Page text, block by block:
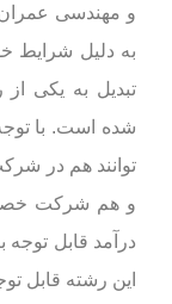
و مهندسی
به دلیل شرایط
تبدیل به یکی
شده است. با
توانند هم در
و هم شرکت
درآمد قابل توجه
این رشته قابل